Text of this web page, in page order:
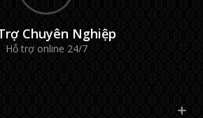
Chuyên Nghiệp
Hỗ trợ online 24/7